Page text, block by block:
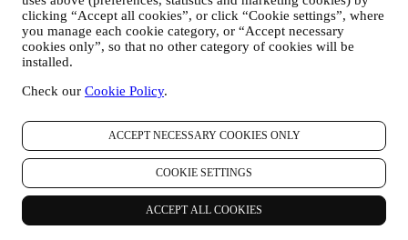
clicking “Accept all cookies”, or click “Cookie settings”, where
you manage each cookie category, or “Accept necessary
cookies only”, so that no other category of cookies will be
installed.
Check our Cookie Policy.
ACCEPT NECESSARY COOKIES ONLY
COOKIE SETTINGS
ACCEPT ALL COOKIES
interacción con nosotros en las redes sociales, qué páginas de
nuestro sitio web visita, qué contenido de nuestras ofertas lee
usted. Lo hacemos principalmente a través de cookies y
tecnologías similares (incluidos los píxeles de seguimiento en
los correos electrónicos), también en combinación con sus
datos y preferencias recogidos una vez que se suscribe a
Utilizaremos esta información para gestionar nuestra
publicidad en otros sitios, conceder acceso a contenidos
específicos, adaptar los contenidos o las ofertas que ve en el
Sitio web o, si ha dado su consentimiento para suscribirse a
nuestras comunicaciones de marketing, para enviarle
comunicaciones/mensajes relevantes que creemos que le
pueden gustar. No será utilizada para otros efectos. El uso de